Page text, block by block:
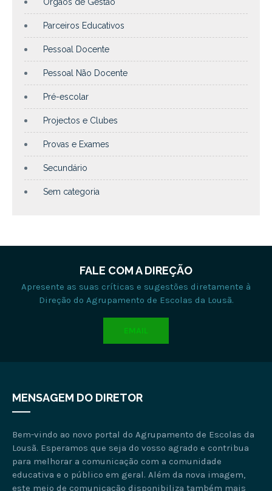
Parceiros Educativos
Pessoal Docente
Pessoal Não Docente
Pré-escolar
Projectos e Clubes
Provas e Exames
Secundário
Sem categoria
FALE COM A DIREÇÃO
Apresente as suas críticas e sugestões diretamente à
Direção do Agrupamento de Escolas da Lousã.
EMAIL
MENSAGEM DO DIRETOR
Bem-vindo ao novo portal do Agrupamento de Escolas da
Lousã. Esperamos que seja do vosso agrado e contribua
para melhorar a comunicação com a comunidade
educativa e o público em geral. Além da nova imagem,
este meio de comunicação disponibiliza também mais